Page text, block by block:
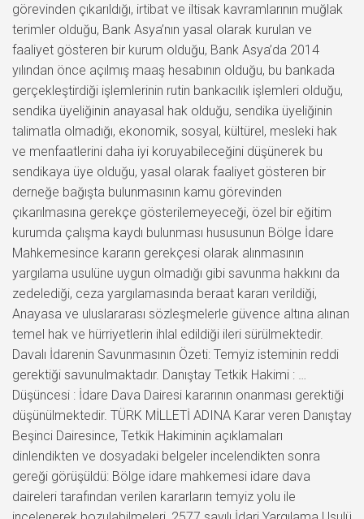
görevinden çıkarıldığı, irtibat ve iltisak kavramlarının muğlak
terimler olduğu, Bank Asya’nın yasal olarak kurulan ve
faaliyet gösteren bir kurum olduğu, Bank Asya’da 2014
yılından önce açılmış maaş hesabının olduğu, bu bankada
gerçekleştirdiği işlemlerinin rutin bankacılık işlemleri olduğu,
sendika üyeliğinin anayasal hak olduğu, sendika üyeliğinin
talimatla olmadığı, ekonomik, sosyal, kültürel, mesleki hak
ve menfaatlerini daha iyi koruyabileceğini düşünerek bu
sendikaya üye olduğu, yasal olarak faaliyet gösteren bir
derneğe bağışta bulunmasının kamu görevinden
çıkarılmasına gerekçe gösterilemeyeceği, özel bir eğitim
kurumda çalışma kaydı bulunması hususunun Bölge İdare
Mahkemesince kararın gerekçesi olarak alınmasının
yargılama usulüne uygun olmadığı gibi savunma hakkını da
zedelediği, ceza yargılamasında beraat kararı verildiği,
Anayasa ve uluslararası sözleşmelerle güvence altına alınan
temel hak ve hürriyetlerin ihlal edildiği ileri sürülmektedir.
Davalı İdarenin Savunmasının Özeti: Temyiz isteminin reddi
gerektiği savunulmaktadır. Danıştay Tetkik Hakimi : …
Düşüncesi : İdare Dava Dairesi kararının onanması gerektiği
düşünülmektedir. TÜRK MİLLETİ ADINA Karar veren Danıştay
Beşinci Dairesince, Tetkik Hakiminin açıklamaları
dinlendikten ve dosyadaki belgeler incelendikten sonra
gereği görüşüldü: Bölge idare mahkemesi idare dava
daireleri tarafından verilen kararların temyiz yolu ile